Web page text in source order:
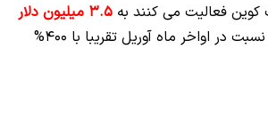
فعالیت می کنند به 3.5 میلیون دلار
رسیده است. این رقم نسبت در اواخر ماه آوریل تقریبا با 400%